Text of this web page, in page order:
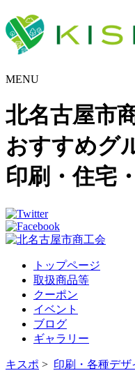
MENU
北名古屋市
おすすめグ
印刷・住宅
トップページ
取扱商品等
クーポン
イベント
ブログ
ギャラリー
キスポ > 印刷・各種デザ